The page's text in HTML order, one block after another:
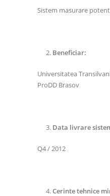
Sistem masurare
Beneficiar:
Universitatea
ProDD Brasov
Data livrare
Q4 / 2012
Cerinte tehnice